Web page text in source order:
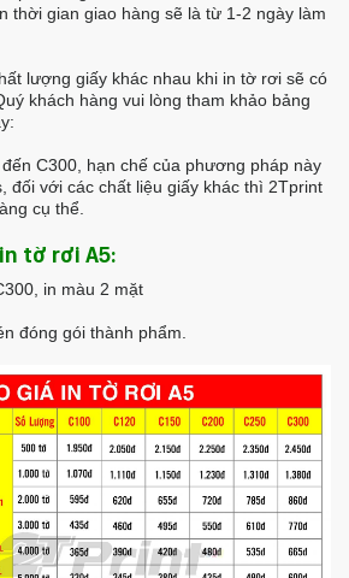
thời gian giao hàng sẽ là từ 1-2 ngày làm
lượng giấy khác nhau khi in tờ rơi sẽ có
khách hàng vui lòng tham khảo bảng
C300, hạn chế của phương pháp này
đối với các chất liệu giấy khác thì 2Tprint
cụ thể.
tờ rơi A5:
in màu 2 mặt
đóng gói thành phẩm.